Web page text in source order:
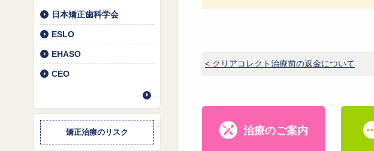
日本矯正歯科学会
ESLO
EHASO
CEO
矯正治療のリスク
< クリアコレクト治療前の返金について
治療のご案内